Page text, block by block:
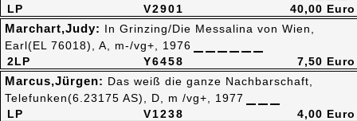
V2901
LP
40,00 Euro
Y6458
2LP
Marchart,Judy: In Grinzing/Die Messalina von Wien,
Earl(EL 76018), A, m-/vg+, 1976
7,50 Euro
V1238
LP
Marcus,Jürgen: Das weiß die ganze Nachbarschaft,
Telefunken(6.23175 AS), D, m /vg+, 1977
4,00 Euro